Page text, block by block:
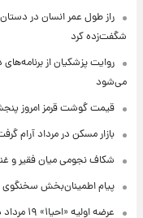
شگفت‌زده کرد
روایت پزشکیان از
می‌شود
قیمت گوشت قرمز امروز پنجشنبه ۱۵ مرداد
بازار مسکن در مرداد آرام
شکاف نجومی میان فقیر و
پیام اطمینان‌بخش سخنگوی
عرضه اولیه «احیا۱» ۱۹ مرداد در فرابورس